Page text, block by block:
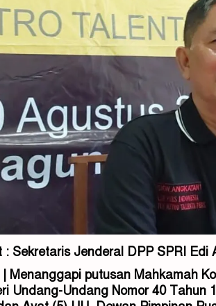
: Sekretaris Jenderal DPP SPRI
Edi
Menanggapi putusan Mahkamah
Undang-Undang Nomor 40 Tahun